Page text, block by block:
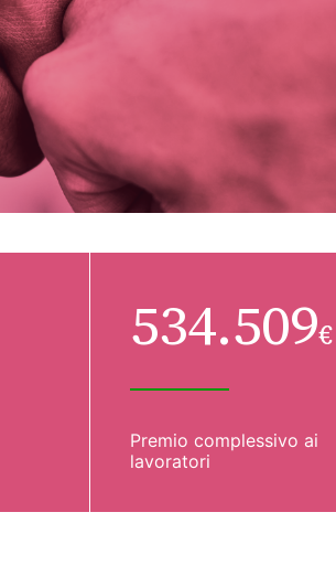
534.509€
Premio complessivo ai
lavoratori